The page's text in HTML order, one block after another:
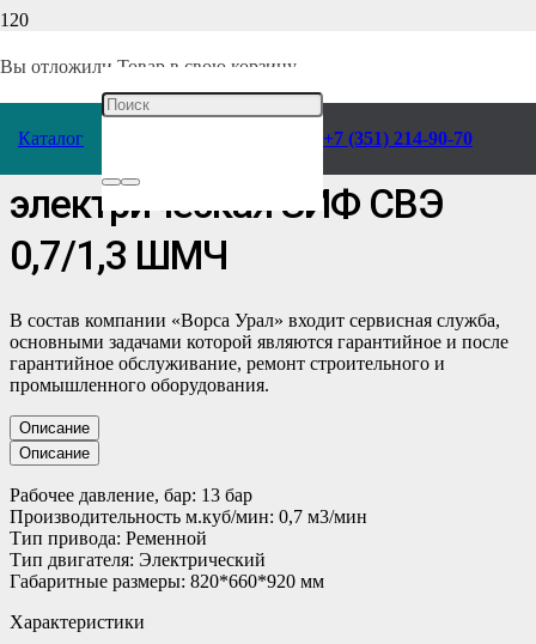
Вы отложили Товар в свою корзину.
Каталог +7 (351) 214-90-70
Главная/Каталог/Компрессоры/ЗИФ/
Станция компрессорная
электрическая ЗИФ СВЭ
0,7/1,3 ШМЧ
В состав компании «Ворса Урал» входит сервисная служба,
основными задачами которой являются гарантийное и после
гарантийное обслуживание, ремонт строительного и
промышленного оборудования.
Описание
Описание
Рабочее давление, бар: 13 бар
Производительность м.куб/мин: 0,7 м3/мин
Тип привода: Ременной
Тип двигателя: Электрический
Габаритные размеры: 820*660*920 мм
Характеристики